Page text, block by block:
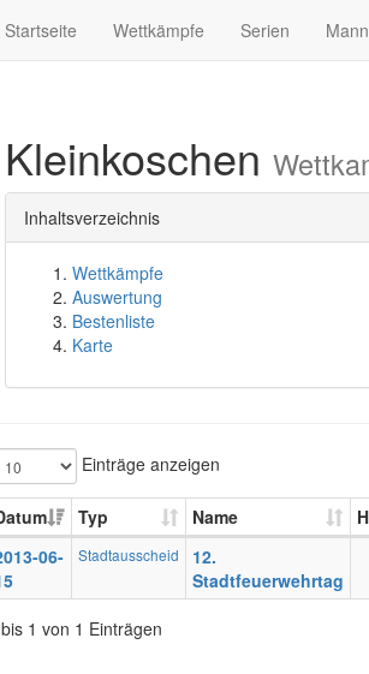
Startseite Wettkämpfe Serien
Kleinkoschen
Inhaltsverzeichnis
Wettkämpfe
Auswertung
Bestenliste
Karte
Einträge anzeigen
Typ Name
06-
Stadtausscheid
12.
Stadtfeuerwehrtag
1 von 1 Einträgen